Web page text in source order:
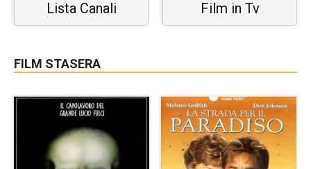
Lista Canali Film in Tv
FILM STASERA